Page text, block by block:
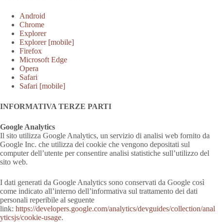
Android
Chrome
Explorer
Explorer [mobile]
Firefox
Microsoft Edge
Opera
Safari
Safari [mobile]
INFORMATIVA TERZE PARTI
Google Analytics
Il sito utilizza Google Analytics, un servizio di analisi web fornito da
Google Inc. che utilizza dei cookie che vengono depositati sul
computer dell’utente per consentire analisi statistiche sull’utilizzo del
sito web.
I dati generati da Google Analytics sono conservati da Google così
come indicato all’interno dell’informativa sul trattamento dei dati
personali reperibile al seguente
link: https://developers.google.com/analytics/devguides/collection/anal
yticsjs/cookie-usage.